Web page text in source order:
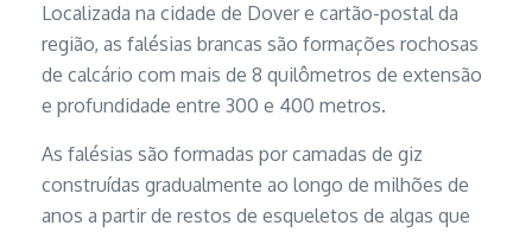
Localizada na cidade de Dover e cartão-postal da
região, as falésias brancas são formações rochosas
de calcário com mais de 8 quilômetros de extensão
e profundidade entre 300 e 400 metros.
As falésias são formadas por camadas de giz
construídas gradualmente ao longo de milhões de
anos a partir de restos de esqueletos de algas que